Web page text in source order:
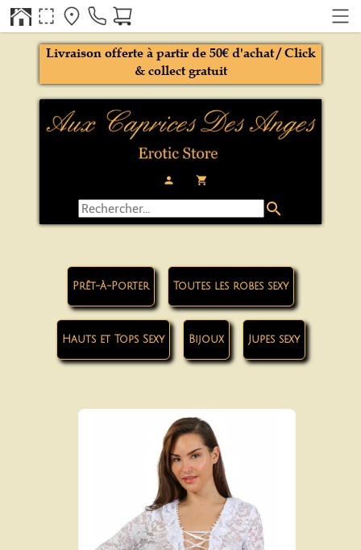
person local_grocery_store
Livraison offerte à partir de 50€ d'achat / Click
& collect gratuit
search
Prêt-à-Porter Toutes les robes sexy
Hauts et Tops Sexy Bijoux Jupes sexy